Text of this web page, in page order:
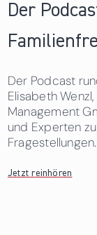
Der
Der Podcast
Elisabeth
Management
und Experten
Fragestellungen.
Jetzt reinhören